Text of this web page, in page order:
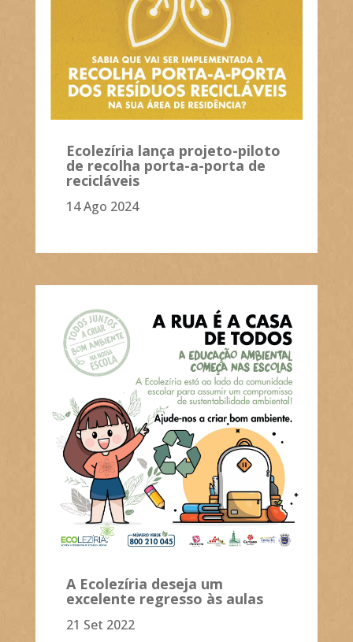
Ecolezíria lança projeto-piloto
de recolha porta-a-porta de
recicláveis
14 Ago 2024
A Ecolezíria deseja um
excelente regresso às aulas
21 Set 2022